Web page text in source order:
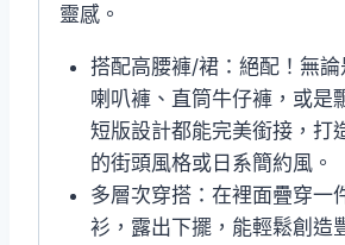
靈感。
搭配高腰褲/裙：絕配！無論
喇叭褲、直筒牛仔褲，或是
短版設計都能完美銜接，打
的街頭風格或日系簡約風。
多層次穿搭：在裡面疊穿一
衫，露出下擺，能輕鬆創造